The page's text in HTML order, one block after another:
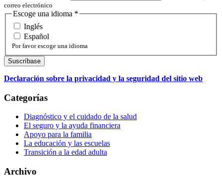
correo electrónico
Escoge una idioma *
Inglés
Español
Por favor escoge una idioma
Declaración sobre la privacidad y la seguridad del sitio web
Categorías
Diagnóstico y el cuidado de la salud
El seguro y la ayuda financiera
Apoyo para la familia
La educación y las escuelas
Transición a la edad adulta
Archivo